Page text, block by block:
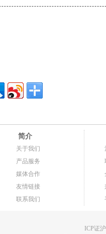
简介
关于我们
产品服务
媒体合作
友情链接
联系我们
ICP证